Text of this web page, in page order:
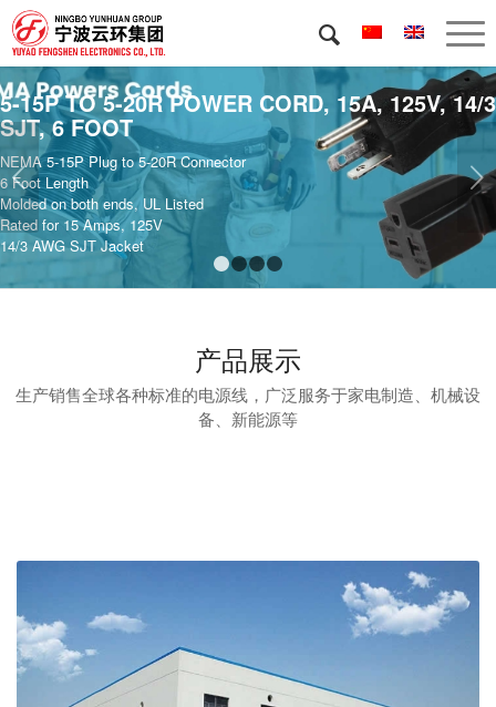
5-15P TO 5-20R POWER CORD, 15A, 125V, 14/3
SJT, 6 FOOT
NEMA 5-15P Plug to 5-20R Connector
6 Foot Length
Molded on both ends, UL Listed
Rated for 15 Amps, 125V
14/3 AWG SJT Jacket
下一页
产品展示
生产销售全球各种标准的电源线，广泛服务于家电制造、机械设
备、新能源等